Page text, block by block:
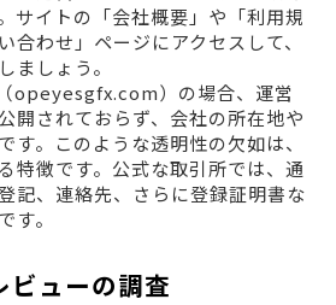
サイトの「会社概要」や「利用規
合わせ」ページにアクセスして、
ましょう。
）の場合、運営
開されておらず、会社の所在地や
す。このような透明性の欠如は、
特徴です。公式な取引所では、通
記、連絡先、さらに登録証明書な
す。
ューの調査